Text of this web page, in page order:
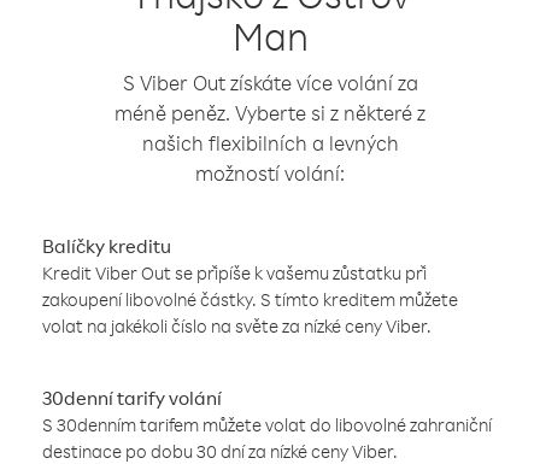
Man
S Viber Out získáte více volání za
méně peněz. Vyberte si z některé z
našich flexibilních a levných
možností volání:
Balíčky kreditu
Kredit Viber Out se připíše k vašemu zůstatku při
zakoupení libovolné částky. S tímto kreditem můžete
volat na jakékoli číslo na světe za nízké ceny Viber.
30denní tarify volání
S 30denním tarifem můžete volat do libovolné zahraniční
destinace po dobu 30 dní za nízké ceny Viber.